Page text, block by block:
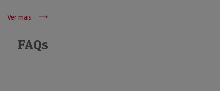
Ver mais
FAQs